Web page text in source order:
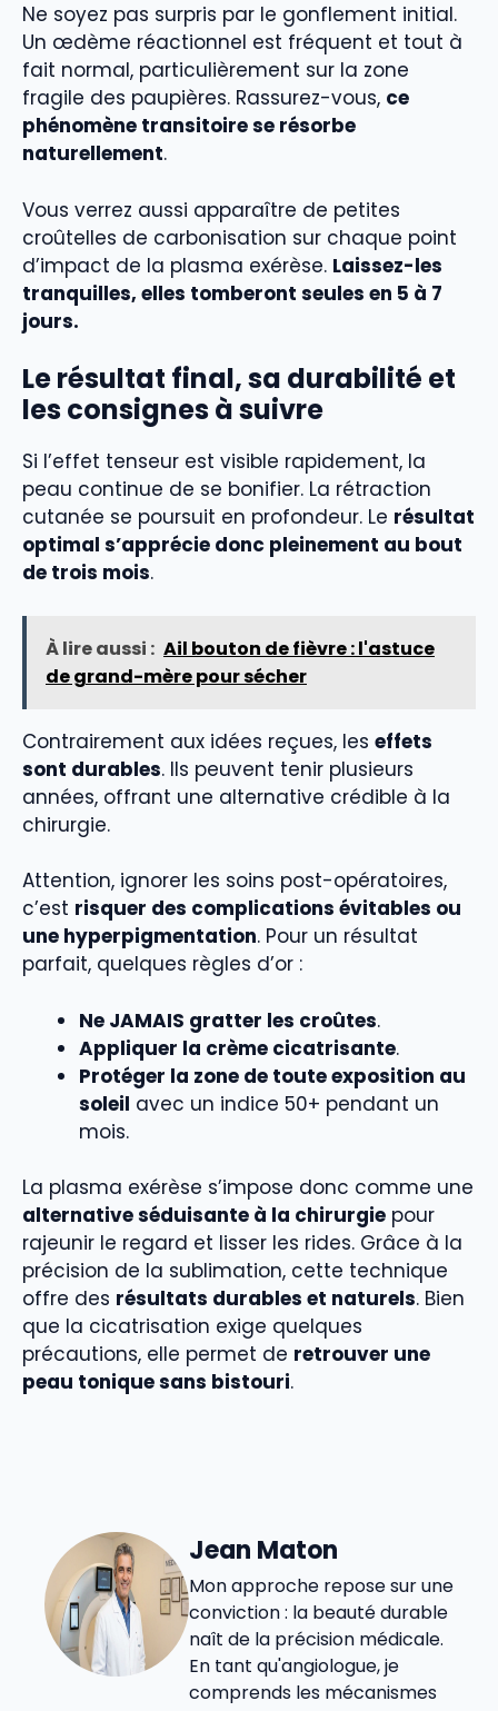
Ne soyez pas surpris par le gonflement initial.
Un œdème réactionnel est fréquent et tout à
fait normal, particulièrement sur la zone
fragile des paupières. Rassurez-vous, ce
phénomène transitoire se résorbe
naturellement.
Vous verrez aussi apparaître de petites
croûtelles de carbonisation sur chaque point
d’impact de la plasma exérèse. Laissez-les
tranquilles, elles tomberont seules en 5 à 7
jours.
Le résultat final, sa durabilité et
les consignes à suivre
Si l’effet tenseur est visible rapidement, la
peau continue de se bonifier. La rétraction
cutanée se poursuit en profondeur. Le résultat
optimal s’apprécie donc pleinement au bout
de trois mois.
À lire aussi : Ail bouton de fièvre : l'astuce
de grand-mère pour sécher
Contrairement aux idées reçues, les effets
sont durables. Ils peuvent tenir plusieurs
années, offrant une alternative crédible à la
chirurgie.
Attention, ignorer les soins post-opératoires,
c’est risquer des complications évitables ou
une hyperpigmentation. Pour un résultat
parfait, quelques règles d’or :
Ne JAMAIS gratter les croûtes.
Appliquer la crème cicatrisante.
Protéger la zone de toute exposition au
soleil avec un indice 50+ pendant un
mois.
La plasma exérèse s’impose donc comme une
alternative séduisante à la chirurgie pour
rajeunir le regard et lisser les rides. Grâce à la
précision de la sublimation, cette technique
offre des résultats durables et naturels. Bien
que la cicatrisation exige quelques
précautions, elle permet de retrouver une
peau tonique sans bistouri.
Jean Maton
Mon approche repose sur une
conviction : la beauté durable
naît de la précision médicale.
En tant qu'angiologue, je
comprends les mécanismes